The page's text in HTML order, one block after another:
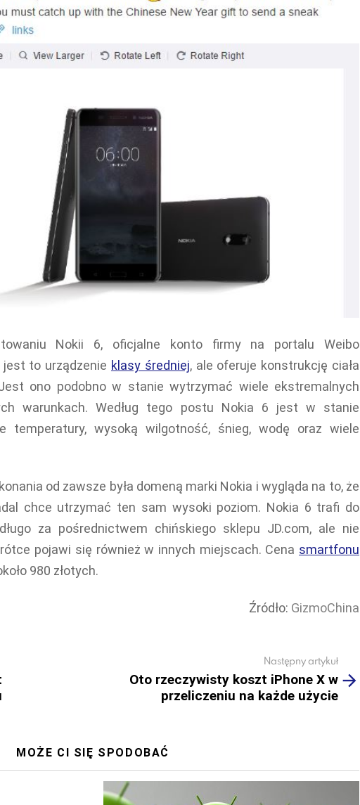
Nokii 6, oficjalne konto firmy na portalu Weibo
jest to urządzenie klasy średniej, ale oferuje konstrukcję ciała
ono podobno w stanie wytrzymać wiele ekstremalnych
warunkach. Według tego postu Nokia 6 jest w stanie
temperatury, wysoką wilgotność, śnieg, wodę oraz wiele
od zawsze była domeną marki Nokia i wygląda na to, że
chce utrzymać ten sam wysoki poziom. Nokia 6 trafi do
za pośrednictwem chińskiego sklepu JD.com, ale nie
pojawi się również w innych miejscach. Cena smartfonu
980 złotych.
Źródło: GizmoChina
Następny artykuł
Oto rzeczywisty koszt iPhone X w
przeliczeniu na każde użycie
MOŻE CI SIĘ SPODOBAĆ